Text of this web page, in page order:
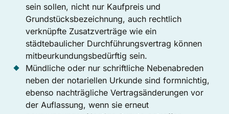
sein sollen, nicht nur Kaufpreis und
Grundstücksbezeichnung, auch rechtlich
verknüpfte Zusatzverträge wie ein
städtebaulicher Durchführungsvertrag können
mitbeurkundungsbedürftig sein.
Mündliche oder nur schriftliche Nebenabreden
neben der notariellen Urkunde sind formnichtig,
ebenso nachträgliche Vertragsänderungen vor
der Auflassung, wenn sie erneut